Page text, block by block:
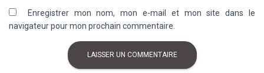
Enregistrer mon nom, mon e-mail et mon site dans le
navigateur pour mon prochain commentaire.